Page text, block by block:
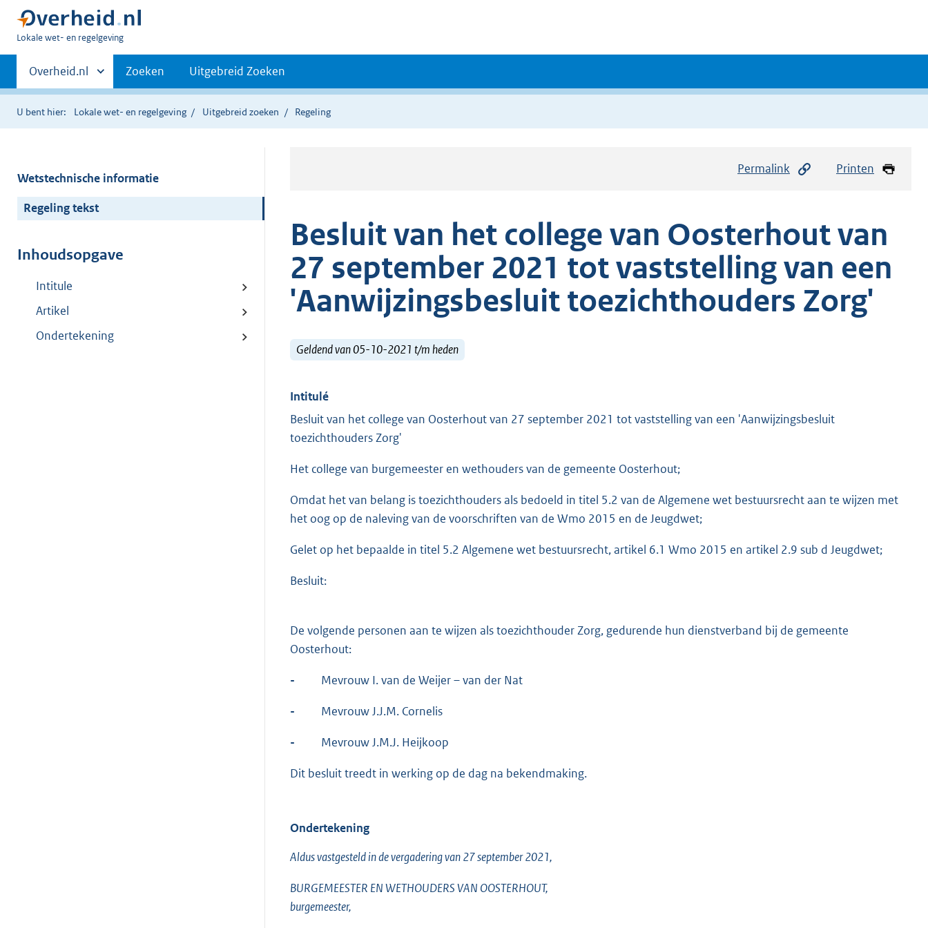
U
hier:
Lokale wet- en regelgeving
Primaire
navigatie
Andere
sites
binnen
Overheid.nl Zoeken Uitgebreid Zoeken
U bent hier: Lokale wet- en regelgeving Uitgebreid zoeken Regeling
Wetstechnische informatie
Regeling tekst
Inhoudsopgave
Intitule
Artikel
Ondertekening
Permalink Printen
Besluit van het college van Oosterhout van
27 september 2021 tot vaststelling van een
'Aanwijzingsbesluit toezichthouders Zorg'
Geldend van 05-10-2021 t/m heden
Intitulé
Besluit van het college van Oosterhout van 27 september 2021 tot vaststelling van een 'Aanwijzingsbesluit
toezichthouders Zorg'
Het college van burgemeester en wethouders van de gemeente Oosterhout;
Omdat het van belang is toezichthouders als bedoeld in titel 5.2 van de Algemene wet bestuursrecht aan te wijzen met
het oog op de naleving van de voorschriften van de Wmo 2015 en de Jeugdwet;
Gelet op het bepaalde in titel 5.2 Algemene wet bestuursrecht, artikel 6.1 Wmo 2015 en artikel 2.9 sub d Jeugdwet;
Besluit:
De volgende personen aan te wijzen als toezichthouder Zorg, gedurende hun dienstverband bij de gemeente
Oosterhout:
- Mevrouw I. van de Weijer – van der Nat
- Mevrouw J.J.M. Cornelis
- Mevrouw J.M.J. Heijkoop
Dit besluit treedt in werking op de dag na bekendmaking.
Ondertekening
Aldus vastgesteld in de vergadering van 27 september 2021,
BURGEMEESTER EN WETHOUDERS VAN OOSTERHOUT,
burgemeester,